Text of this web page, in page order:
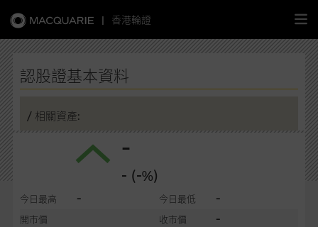
| 香港輪證
牛熊證
認股證基本資料
/ 相關資產:
-
- (-%)
今日最高 - 今日最低 -
開市價 收市價 -